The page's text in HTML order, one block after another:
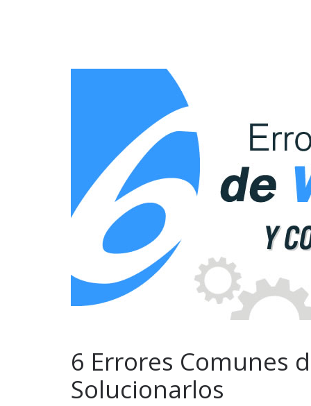
6 Errores Comunes
Solucionarlos